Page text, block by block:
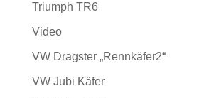
Triumph TR6
Video
VW Dragster „Rennkäfer2“
VW Jubi Käfer